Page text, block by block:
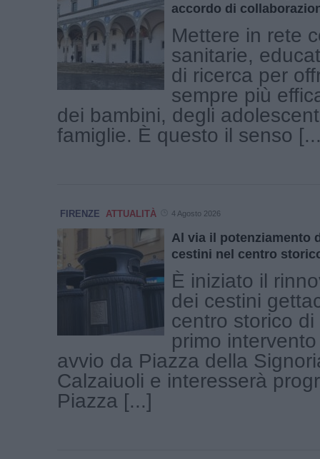
accordo di
Mettere in rete
sanitarie,
di ricerca per
sempre più
dei bambini, degli
famiglie. È questo il senso
FIRENZE ATTUALITÀ 4 Agosto 2026
Al via il potenziamento
cestini nel centro
È iniziato il
dei cestini
centro storico
primo
avvio da Piazza della
Calzaiuoli e interesserà
Piazza [...]